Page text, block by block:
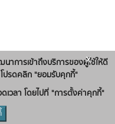
าการเข้าถึงบริการของผู้ใช้ให้ดี
ปรดคลิก "ยอมรับคุกกี้"
วลา โดยไปที่ "การตั้งค่าคุกกี้"
x